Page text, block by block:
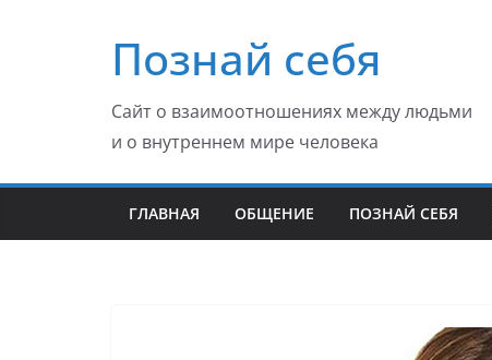
содержимомуПознай себя
Сайт о взаимоотношениях между людьми
и о внутреннем мире человека
ГЛАВНАЯ ОБЩЕНИЕ ПОЗНАЙ СЕБЯ